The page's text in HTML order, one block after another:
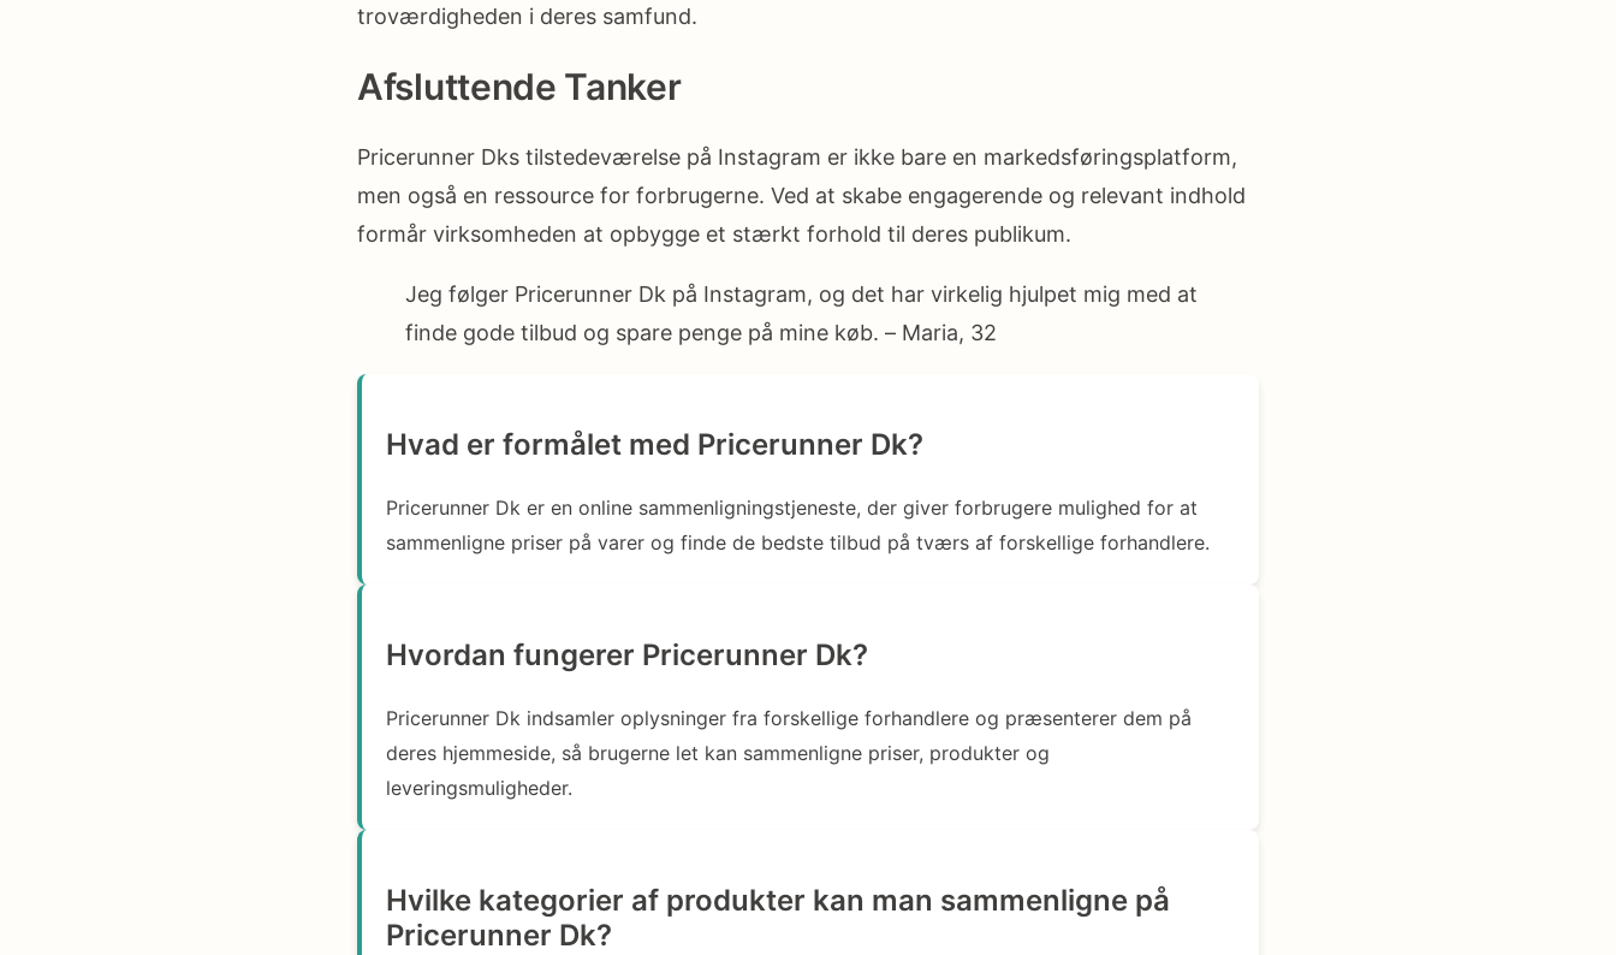
troværdigheden i deres samfund.
Afsluttende Tanker
Pricerunner Dks tilstedeværelse på Instagram er ikke bare en markedsføringsplatform,
men også en ressource for forbrugerne. Ved at skabe engagerende og relevant indhold
formår virksomheden at opbygge et stærkt forhold til deres publikum.
Jeg følger Pricerunner Dk på Instagram, og det har virkelig hjulpet mig med at
finde gode tilbud og spare penge på mine køb. – Maria, 32
Hvad er formålet med Pricerunner Dk?
Pricerunner Dk er en online sammenligningstjeneste, der giver forbrugere mulighed for at
sammenligne priser på varer og finde de bedste tilbud på tværs af forskellige forhandlere.
Hvordan fungerer Pricerunner Dk?
Pricerunner Dk indsamler oplysninger fra forskellige forhandlere og præsenterer dem på
deres hjemmeside, så brugerne let kan sammenligne priser, produkter og
leveringsmuligheder.
Hvilke kategorier af produkter kan man sammenligne på
Pricerunner Dk?